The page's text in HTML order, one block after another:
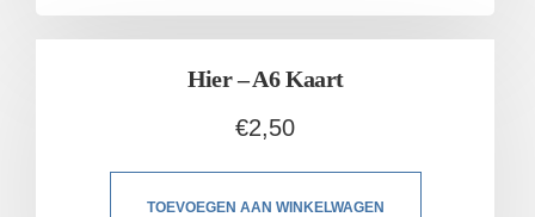
Hier – A6 Kaart
€2,50
TOEVOEGEN AAN WINKELWAGEN